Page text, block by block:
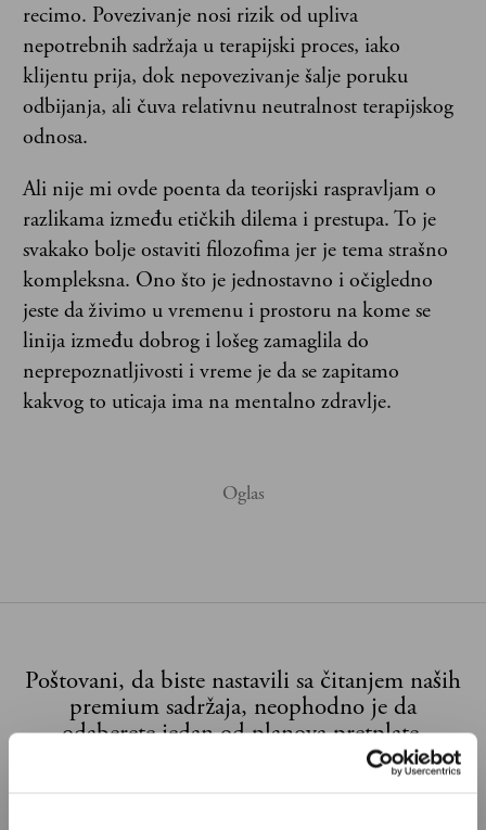
recimo. Povezivanje nosi rizik od upliva
nepotrebnih sadržaja u terapijski proces, iako
klijentu prija, dok nepovezivanje šalje poruku
odbijanja, ali čuva relativnu neutralnost terapijskog
odnosa.
Ali nije mi ovde poenta da teorijski raspravljam o
razlikama između etičkih dilema i prestupa. To je
svakako bolje ostaviti filozofima jer je tema strašno
kompleksna. Ono što je jednostavno i očigledno
jeste da živimo u vremenu i prostoru na kome se
linija između dobrog i lošeg zamaglila do
neprepoznatljivosti i vreme je da se zapitamo
kakvog to uticaja ima na mentalno zdravlje.
Poštovani, da biste nastavili sa čitanjem naših
premium sadržaja, neophodno je da
odaberete jedan od planova pretplate.